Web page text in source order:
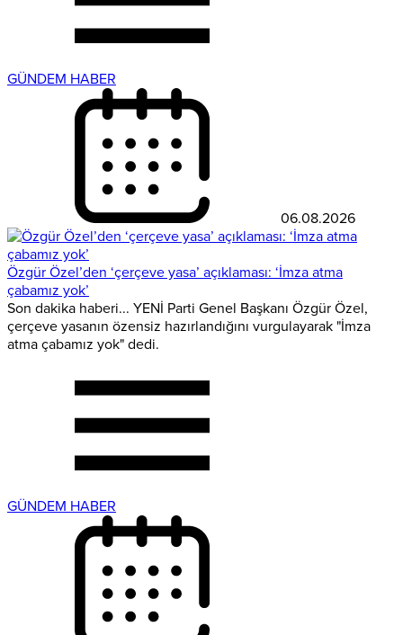
GÜNDEM HABER
06.08.2026
Özgür Özel’den ‘çerçeve yasa’ açıklaması: ‘İmza atma
çabamız yok’
Son dakika haberi... YENİ Parti Genel Başkanı Özgür Özel,
çerçeve yasanın özensiz hazırlandığını vurgulayarak "İmza
atma çabamız yok" dedi.
GÜNDEM HABER